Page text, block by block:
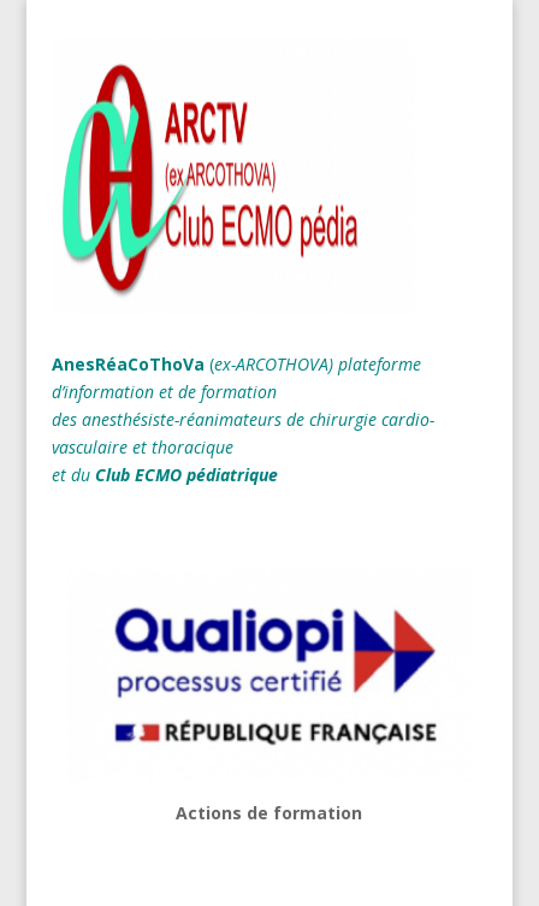
AnesRéaCoThoVa (ex-ARCOTHOVA) plateforme
d’information et de formation
des anesthésiste-réanimateurs de chirurgie cardio-
vasculaire et thoracique
et du Club ECMO pédiatrique
Actions de formation